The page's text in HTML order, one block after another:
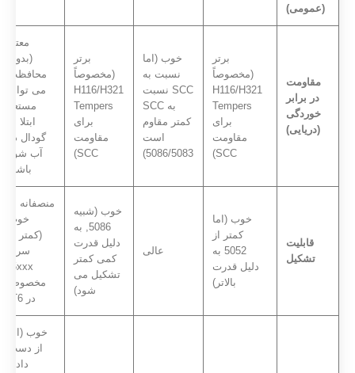
(عمومی)
مقاومت
در برابر
خوردگی
(دریایی)
برتر
(مخصوصاً
H116/H321
Tempers
برای
مقاومت
SCC)
خوب (اما
نسبت به
SCC نسبت
به SCC
کمتر مقاوم
است
5086/5083)
برتر
(مخصوصاً
H116/H321
Tempers
برای
مقاومت
SCC)
معتاد
(بدون
محافظت
می تواند
مستعد
ابتلا به
گودال در
آب شور
باشد)
قابلیت
تشکیل
خوب (اما
کمتر از
5052 به
دلیل قدرت
بالاتر)
عالی
خوب (شبیه
5086, به
دلیل قدرت
کمی کمتر
تشکیل می
شود)
منصفانه به
خوب
(کمتر از
سری
مخصوصاً
در T6)
خوب (اما
از دست
دادن